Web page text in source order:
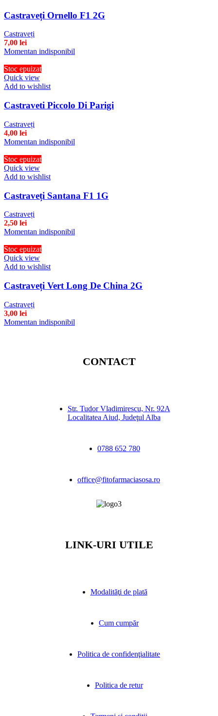
Castraveți Ornello F1 2G
Castraveți
7,00 lei
Momentan indisponibil
Stoc epuizat
Quick view
Add to wishlist
Castraveti Piccolo Di Parigi
Castraveți
4,00 lei
Momentan indisponibil
Stoc epuizat
Quick view
Add to wishlist
Castraveți Santana F1 1G
Castraveți
2,50 lei
Momentan indisponibil
Stoc epuizat
Quick view
Add to wishlist
Castraveți Vert Long De China 2G
Castraveți
3,00 lei
Momentan indisponibil
CONTACT
Str. Tudor Vladimirescu, Nr. 92A
Localitatea Aiud, Judeţul Alba
0788 652 780
office@fitofarmaciasosa.ro
LINK-URI UTILE
Modalităţi de plată
Cum cumpăr
Politica de confidenţialitate
Politica de retur